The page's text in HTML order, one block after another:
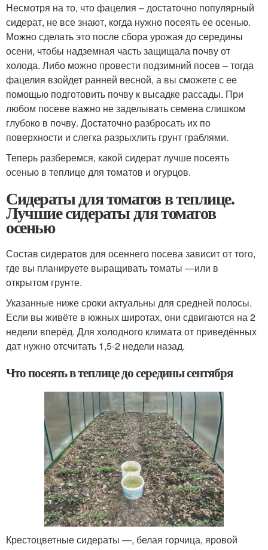
Несмотря на то, что фацелия – достаточно популярный
сидерат, не все знают, когда нужно посеять ее осенью.
Можно сделать это после сбора урожая до середины
осени, чтобы надземная часть защищала почву от
холода. Либо можно провести подзимний посев – тогда
фацелия взойдет ранней весной, а вы сможете с ее
помощью подготовить почву к высадке рассады. При
любом посеве важно не заделывать семена слишком
глубоко в почву. Достаточно разбросать их по
поверхности и слегка разрыхлить грунт граблями.
Теперь разберемся, какой сидерат лучше посеять
осенью в теплице для томатов и огурцов.
Сидераты для томатов в теплице.
Лучшие сидераты для томатов
осенью
Состав сидератов для осеннего посева зависит от того,
где вы планируете выращивать томаты —или в
открытом грунте.
Указанные ниже сроки актуальны для средней полосы.
Если вы живёте в южных широтах, они сдвигаются на 2
недели вперёд. Для холодного климата от приведённых
дат нужно отсчитать 1,5-2 недели назад.
Что посеять в теплице до середины сентября
Крестоцветные сидераты —, белая горчица, яровой